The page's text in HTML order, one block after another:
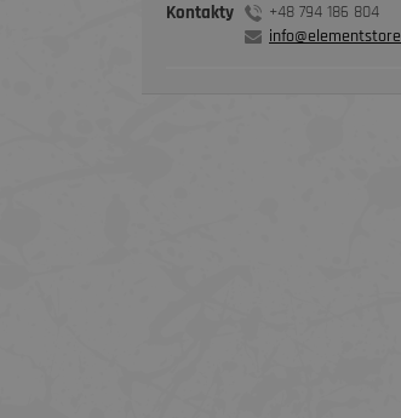
Kontakty
+48 794 186 804